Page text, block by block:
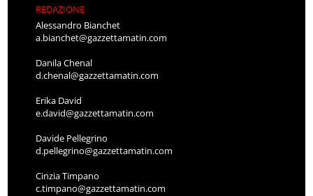
REDAZIONE
Alessandro Bianchet
a.bianchet@gazzettamatin.com
Danila Chenal
d.chenal@gazzettamatin.com
Erika David
e.david@gazzettamatin.com
Davide Pellegrino
d.pellegrino@gazzettamatin.com
Cinzia Timpano
c.timpano@gazzettamatin.com